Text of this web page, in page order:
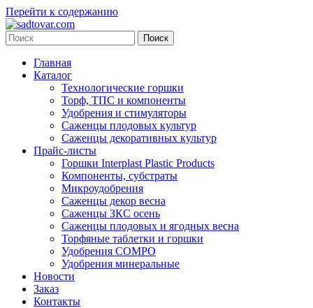
Перейти к содержанию
Главная
Каталог
Технологические горшки
Торф, ТПС и компоненты
Удобрения и стимуляторы
Саженцы плодовых культур
Саженцы декоративных культур
Прайс-листы
Горшки Interplast Plastic Products
Компоненты, субстраты
Микроудобрения
Саженцы декор весна
Саженцы ЗКС осень
Саженцы плодовых и ягодных весна
Торфяные таблетки и горшки
Удобрения COMPO
Удобрения минеральные
Новости
Заказ
Контакты